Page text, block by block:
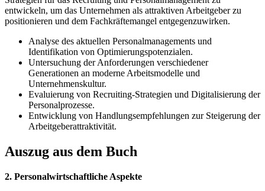
entwickeln, um das Unternehmen als attraktiven Arbeitgeber zu
positionieren und dem Fachkräftemangel entgegenzuwirken.
Analyse des aktuellen Personalmanagements und
Identifikation von Optimierungspotenzialen.
Untersuchung der Anforderungen verschiedener
Generationen an moderne Arbeitsmodelle und
Unternehmenskultur.
Evaluierung von Recruiting-Strategien und Digitalisierung der
Personalprozesse.
Entwicklung von Handlungsempfehlungen zur Steigerung der
Arbeitgeberattraktivität.
Auszug aus dem Buch
2. Personalwirtschaftliche Aspekte